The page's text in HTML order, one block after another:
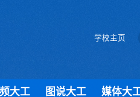
学校主页
大工 图说大工 媒体大